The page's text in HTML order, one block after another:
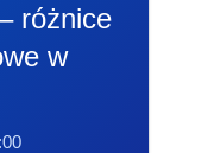
różnice
w